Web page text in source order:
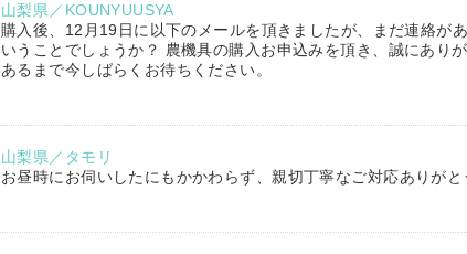
山梨県／KOUNYUUSYA
購入後、12月19日に以下のメールを頂きましたが、まだ連絡が
いうことでしょうか？ 農機具の購入お申込みを頂き、誠にあり
あるまで今しばらくお待ちください。
山梨県／タモリ
お昼時にお伺いしたにもかかわらず、親切丁寧なご対応ありが